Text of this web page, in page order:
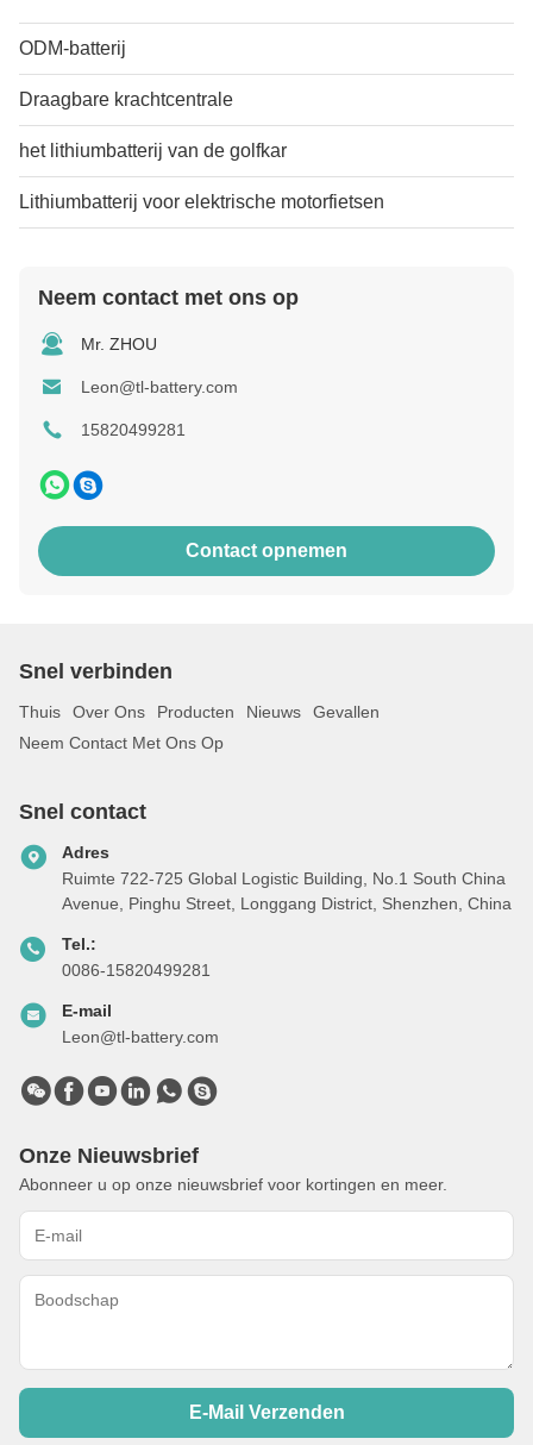
ODM-batterij
Draagbare krachtcentrale
het lithiumbatterij van de golfkar
Lithiumbatterij voor elektrische motorfietsen
Neem contact met ons op
Mr. ZHOU
Leon@tl-battery.com
15820499281
Contact opnemen
Snel verbinden
Thuis Over Ons Producten Nieuws
Gevallen
Neem Contact Met Ons Op
Snel contact
Adres
Ruimte 722-725 Global Logistic Building, No.1 South China
Avenue, Pinghu Street, Longgang District, Shenzhen, China
Tel.:
0086-15820499281
E-mail
Leon@tl-battery.com
Onze Nieuwsbrief
Abonneer u op onze nieuwsbrief voor kortingen en meer.
E-Mail Verzenden